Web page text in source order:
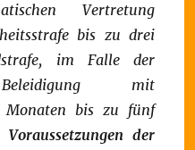
Vertretung
bis zu drei
im Falle der
Beleidigung mit
Monaten bis zu fünf
Voraussetzungen der